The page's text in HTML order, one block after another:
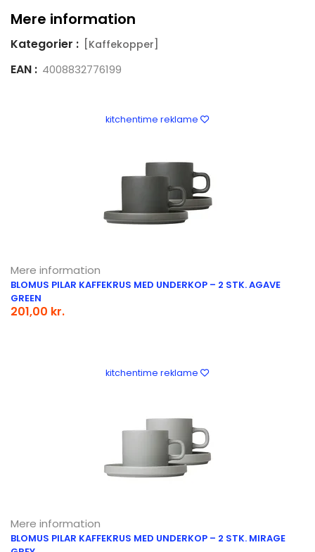
Mere information
Kategorier : [Kaffekopper]
EAN : 4008832776199
kitchentime reklame
Mere information
BLOMUS PILAR KAFFEKRUS MED UNDERKOP – 2 STK. AGAVE
GREEN
201,00 kr.
kitchentime reklame
Mere information
BLOMUS PILAR KAFFEKRUS MED UNDERKOP – 2 STK. MIRAGE